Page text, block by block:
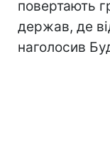
повертають
держав, де
наголосив